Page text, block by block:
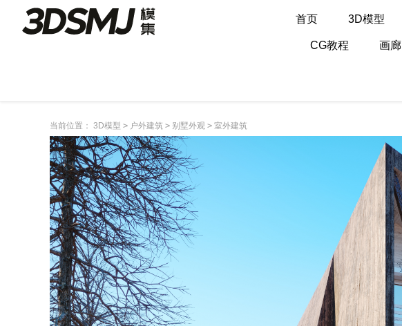
首页 3D模型
CG教程 画廊
当前位置： 3D模型 > 户外建筑 > 别墅外观 > 室外建筑